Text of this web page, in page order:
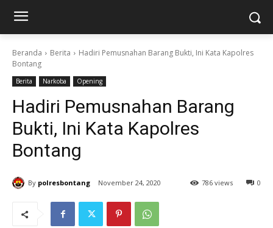
Beranda Berita
Hadiri Pemusnahan Barang Bukti, Ini Kata Kapolres
Bontang
Berita Narkoba Opening
Hadiri Pemusnahan Barang
Bukti, Ini Kata Kapolres
Bontang
By polresbontang November 24, 2020 0
786 views